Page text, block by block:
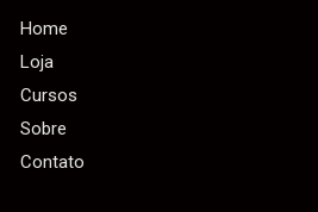
Home
Loja
Cursos
Sobre
Contato